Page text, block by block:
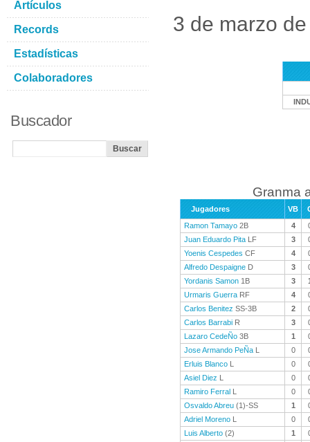
3 de marzo
Granma
Jugadores VB
Ramon Tamayo 2B 4
Juan Eduardo Pita LF 3
Yoenis Cespedes CF 4
Alfredo Despaigne D 3
Yordanis Samon 1B 3
Urmaris Guerra RF 4
Carlos Benitez SS-3B 2
Carlos Barrabi R 3
Lazaro CedeÑo 3B 1
Jose Armando PeÑa L 0
Erluis Blanco L 0
Asiel Diez L 0
Ramiro Ferral L 0
Osvaldo Abreu (1)-SS 1
Adriel Moreno L 0
Luis Alberto (2) 1
Artículos
Records
Estadísticas
Colaboradores
Buscador